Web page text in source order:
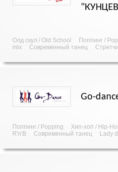
Олд скул / Old School Поппинг /
mix
Современный танец
Go-
Поппинг / Popping Хип-хоп / Hip-
R'n'B
Современный танец Lady